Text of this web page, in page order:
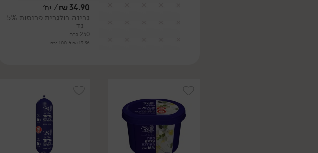
34.90
₪/ יח׳
גבינה בולגרית פרוסות 5%
- גד
250 גרם
13.96 ₪ ל-100 גרם